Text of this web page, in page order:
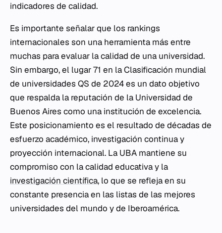
indicadores de calidad.
Es importante señalar que los rankings
internacionales son una herramienta más entre
muchas para evaluar la calidad de una universidad.
Sin embargo, el lugar 71 en la Clasificación mundial
de universidades QS de 2024 es un dato objetivo
que respalda la reputación de la Universidad de
Buenos Aires como una institución de excelencia.
Este posicionamiento es el resultado de décadas de
esfuerzo académico, investigación continua y
proyección internacional. La UBA mantiene su
compromiso con la calidad educativa y la
investigación científica, lo que se refleja en su
constante presencia en las listas de las mejores
universidades del mundo y de Iberoamérica.